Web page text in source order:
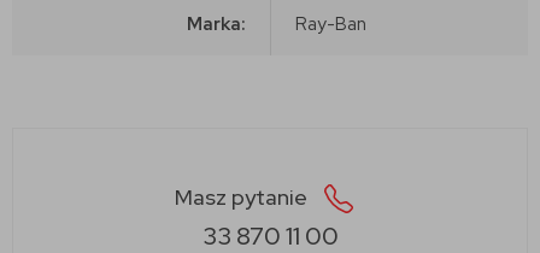
Marka: Ray-Ban
Masz pytanie
33 870 11 00